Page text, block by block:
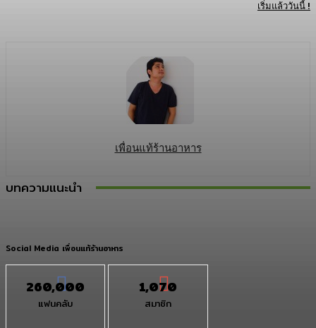
เริ่มแล้ววันนี้ !
เพื่อนแท้ร้านอาหาร
บทความแนะนำ
Social Media เพื่อนแท้ร้านอาหาร
260,000
แฟนคลับ
1,070
สมาชิก